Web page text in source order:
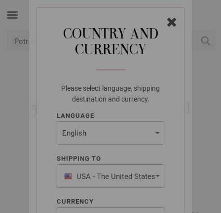
COUNTRY AND
CURRENCY
Please select language, shipping
destination and currency.
LANGUAGE
SHIPPING TO
USA - The United States
of America
CURRENCY
LANA GROSSA
5 IGALA ALUMINIJUM
4,0/20CM